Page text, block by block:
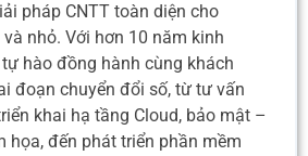
pháp CNTT toàn diện cho
nhỏ. Với hơn 10 năm kinh
hào đồng hành cùng khách
đoạn chuyển đổi số, từ tư vấn
khai hạ tầng Cloud, bảo mật –
họa, đến phát triển phần mềm